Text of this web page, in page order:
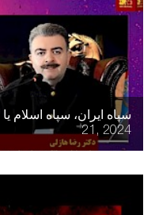
21, 2024